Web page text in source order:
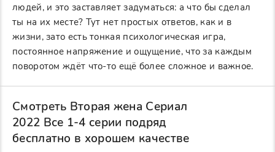
людей, и это заставляет задуматься: а что бы сделал
ты на их месте? Тут нет простых ответов, как и в
жизни, зато есть тонкая психологическая игра,
постоянное напряжение и ощущение, что за каждым
поворотом ждёт что-то ещё более сложное и важное.
Смотреть Вторая жена Сериал
2022 Все 1-4 серии подряд
бесплатно в хорошем качестве